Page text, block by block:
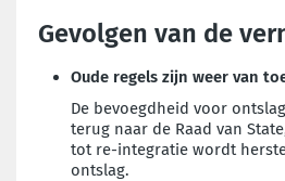
Gevolgen van de
Oude regels zijn weer van
De bevoegdheid voor
terug naar de Raad van
tot re-integratie wordt
ontslag.